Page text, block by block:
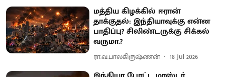
மத்திய கிழக்கில் ஈரான்
தாக்குதல்: இந்தியாவுக்கு என்ன
பாதிப்பு? சிலிண்டருக்கு சிக்கல்
வருமா.?
ரா.வ.பாலகிருஷ்ணன் 18 Jul 2026